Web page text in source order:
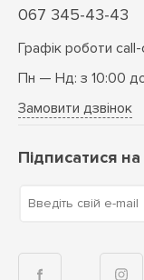
067 345-43-43
Графік роботи
Пн — Нд: з 10:00
Замовити дзвінок
Підписатися
Введіть свій e-mail